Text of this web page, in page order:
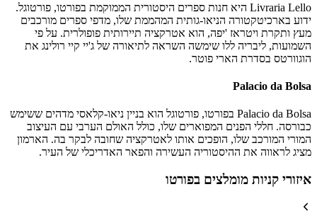
Livraria Lello היא חנות ספרים היסטורית הממוקמת בפורטו, פורטוגל.
ידוע בארכיטקטורה הניאו-גותית המהממת שלו, מדפי ספרים מורכבים
מעץ ותקרת ויטראז 'יפה, הוא אטרקציה תיירותית פופולרית. על פי
השמועות, ליבריה ללו שימשה השראה לתיאורה של ג'יי קיי רולינג את
הוגוורטס בסדרת הארי פוטר.
Palacio da Bolsa
Palacio da Bolsa בפורטו, פורטוגל הוא בניין ניאו-קלאסי מדהים ששימש
כבורסה. חללי הפנים המפוארים שלו, כולל האולם הערבי עם העיצוב
המורי המורכב שלו, הופכים אותו לאטרקציה שחובה לבקר בה. הארמון
מציג לראווה את ההיסטוריה העשירה והפאר האדריכלי של העיר.
איזורי קניות מומלצים בפורטו